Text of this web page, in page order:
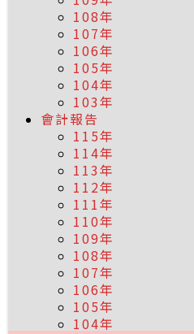
108年
107年
106年
105年
104年
103年
會計報告
115年
114年
113年
112年
111年
110年
109年
108年
107年
106年
105年
104年